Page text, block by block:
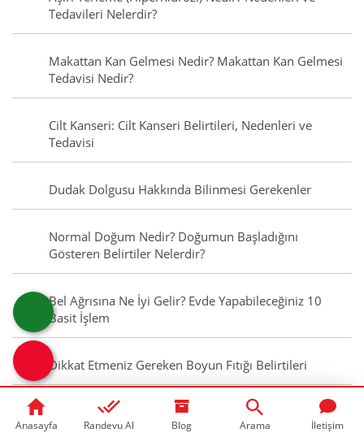
Tedavileri Nelerdir?
Makattan Kan Gelmesi Nedir? Makattan Kan Gelmesi
Tedavisi Nedir?
Cilt Kanseri: Cilt Kanseri Belirtileri, Nedenleri ve
Tedavisi
Dudak Dolgusu Hakkında Bilinmesi Gerekenler
Normal Doğum Nedir? Doğumun Başladığını
Gösteren Belirtiler Nelerdir?
Bel Ağrısına Ne İyi Gelir? Evde Yapabileceğiniz 10
Basit İşlem
Dikkat Etmeniz Gereken Boyun Fıtığı Belirtileri
Ferritin Nedir? Ferritin Düşüklüğü Ferritin Yüksekliği
Nedir?
Anasayfa Randevu Al Blog Arama İletişim